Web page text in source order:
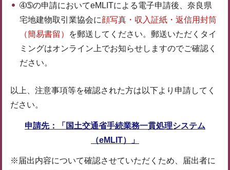
➃➄の申請においてeMLITによる電子申請後、奈良県
宅地建物取引業協会に顔写真・収入証紙・返信用封筒
（簡易書留）
を郵送してください。郵送いただくタイ
ミングはオンライン上でお知らせしますのでご確認く
ださい。
以上、注意事項等を確認された方は以下より申請してく
ださい。
申請先：「国土交通省手続業務一貫処理システム
（eMLIT）」
※届出内容について確認させていただくため、届出者に